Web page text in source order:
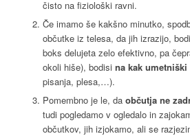
čisto na fiziološki ravni.
Če imamo še kakšno minutko,
občutke iz telesa, da jih izrazijo,
boks delujeta zelo efektivno, pa
okoli hiše), bodisi na kak umetniški
pisanja, plesa,…).
Pomembno je le, da občutja ne
tudi pogledamo v ogledalo in
občutkov, jih izjokamo, ali se